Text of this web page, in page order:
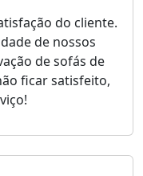
do cliente.
de nossos
de sofás de
ficar satisfeito,